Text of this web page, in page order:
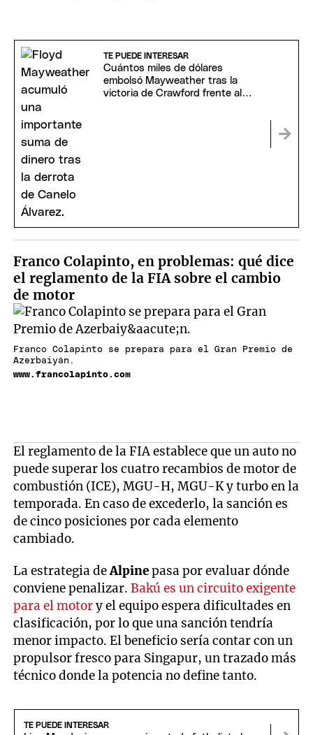
TE PUEDE INTERESAR
Cuántos miles de dólares
embolsó Mayweather tras la
victoria de Crawford frente al
Franco Colapinto, en problemas: qué dice
el reglamento de la FIA sobre el cambio
de motor
Franco Colapinto se prepara para el Gran Premio de
Azerbaiyán.
www.francolapinto.com
El reglamento de la FIA establece que un auto no
puede superar los cuatro recambios de motor de
combustión (ICE), MGU-H, MGU-K y turbo en la
temporada. En caso de excederlo, la sanción es
de cinco posiciones por cada elemento
cambiado.
La estrategia deAlpinepasa por evaluar dónde
conviene penalizar.Bakú es un circuito exigente
para el motory el equipo espera dificultades en
clasificación, por lo que una sanción tendría
menor impacto. El beneficio sería contar con un
propulsor fresco para Singapur, un trazado más
técnico donde la potencia no define tanto.
TE PUEDE INTERESAR